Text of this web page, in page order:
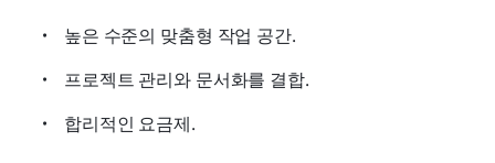
높은 수준의 맞춤형 작업 공간.
프로젝트 관리와 문서화를 결합.
합리적인 요금제.